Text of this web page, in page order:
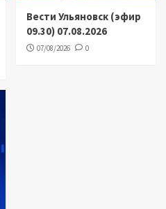
Вести Ульяновск (эфир
09.30) 07.08.2026
07/08/2026 0